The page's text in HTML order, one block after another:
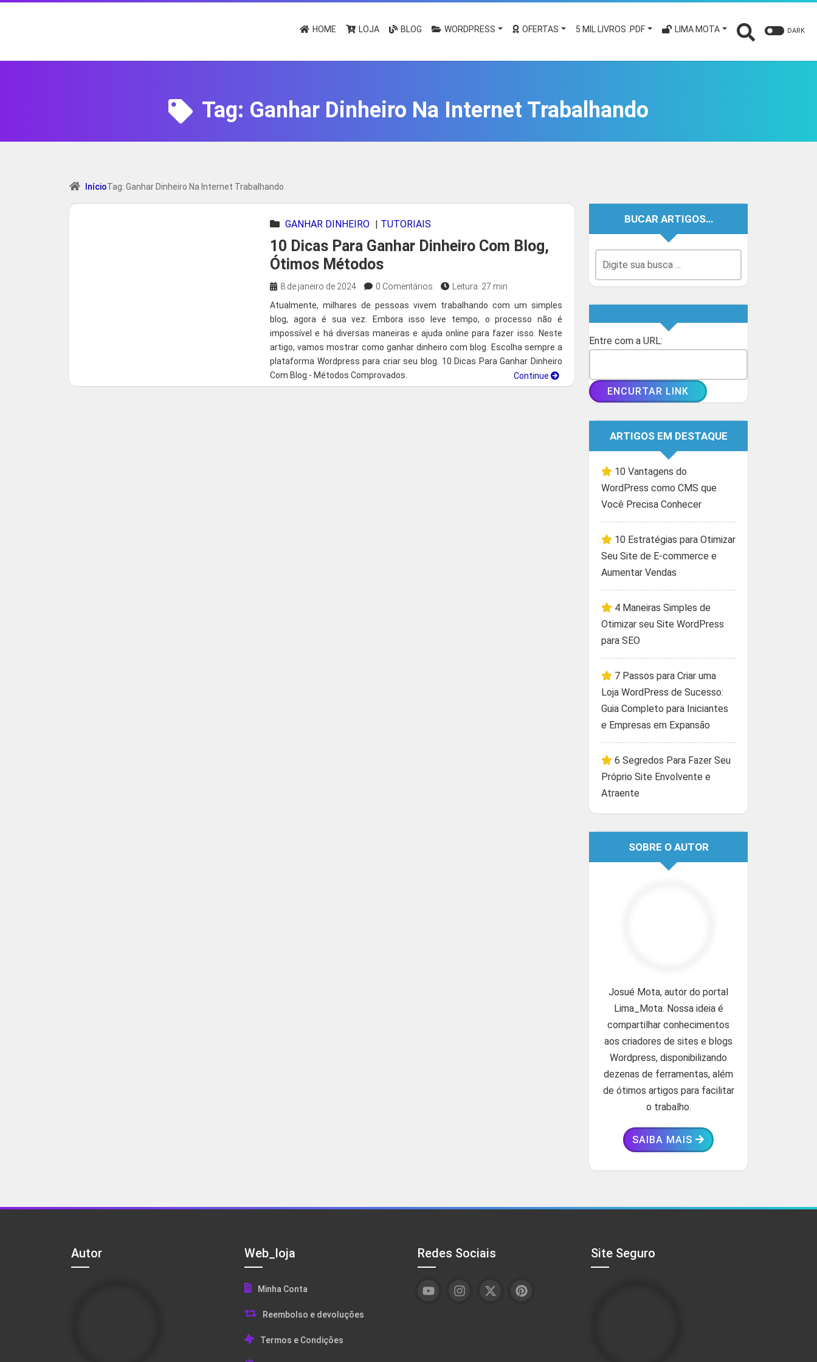
HOME LOJA BLOG WORDPRESS OFERTAS 5 MIL LIVROS .PDF LIMA MOTA DARK
Tag: Ganhar Dinheiro Na Internet Trabalhando
InícioTag: Ganhar Dinheiro Na Internet Trabalhando
GANHAR DINHEIRO TUTORIAIS
10 Dicas Para Ganhar Dinheiro Com Blog,
Ótimos Métodos
8 de janeiro de 2024 0 Comentários
Leitura: 27 min
Atualmente, milhares de pessoas vivem trabalhando com um simples
blog, agora é sua vez. Embora isso leve tempo, o processo não é
impossível e há diversas maneiras e ajuda online para fazer isso. Neste
artigo, vamos mostrar como ganhar dinheiro com blog. Escolha sempre a
plataforma Wordpress para criar seu blog. 10 Dicas Para Ganhar Dinheiro
Com Blog - Métodos Comprovados.
Continue
BUCAR ARTIGOS…
Entre com a URL:
ARTIGOS EM DESTAQUE
10 Vantagens do
WordPress como CMS que
Você Precisa Conhecer
10 Estratégias para Otimizar
Seu Site de E-commerce e
Aumentar Vendas
4 Maneiras Simples de
Otimizar seu Site WordPress
para SEO
7 Passos para Criar uma
Loja WordPress de Sucesso:
Guia Completo para Iniciantes
e Empresas em Expansão
6 Segredos Para Fazer Seu
Próprio Site Envolvente e
Atraente
SOBRE O AUTOR
Josué Mota, autor do portal
Lima_Mota. Nossa ideia é
compartilhar conhecimentos
aos criadores de sites e blogs
Wordpress, disponibilizando
dezenas de ferramentas, além
de ótimos artigos para facilitar
o trabalho.
SAIBA MAIS
Autor Web_loja
Minha Conta
Reembolso e devoluções
Termos e Condições
Redes Sociais Site Seguro